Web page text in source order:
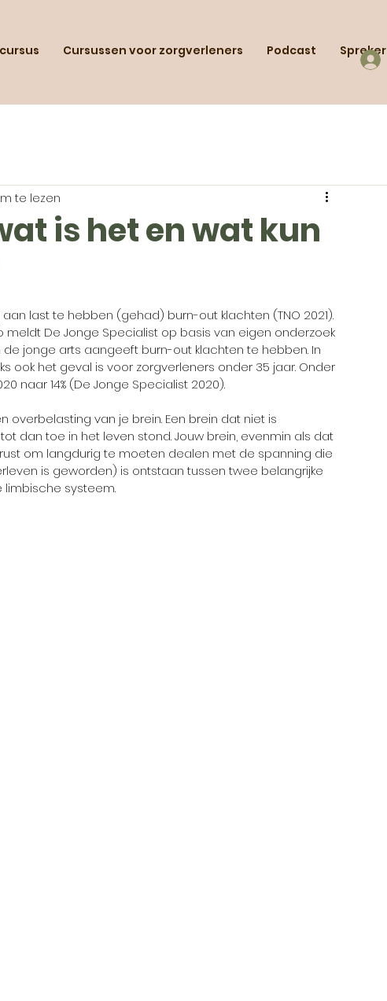
Cursussen voor zorgverleners Podcast Spreker
is het en wat kun
te lezen
aan last te hebben (gehad) burn-out klachten (TNO 2021).
meldt De Jonge Specialist op basis van eigen onderzoek
de jonge arts aangeeft burn-out klachten te hebben. In
ook het geval is voor zorgverleners onder 35 jaar. Onder
naar 14% (De Jonge Specialist 2020).
overbelasting van je brein. Een brein dat niet is
dan toe in het leven stond. Jouw brein, evenmin als dat
om langdurig te moeten dealen met de spanning die
is geworden) is ontstaan tussen twee belangrijke
limbische systeem.